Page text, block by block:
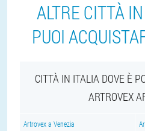
ALTRE CITTÀ
PUOI
CITTÀ IN ITALIA DOVE È
ARTROVEX
Artrovex a Venezia